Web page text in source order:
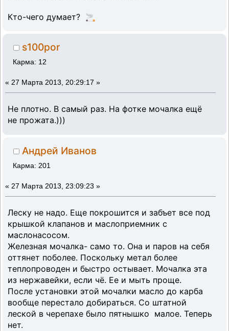
Кто-чего думает? 🚬
s100por
Карма: 12
« 27 Марта 2013, 20:29:17 »
Не плотно. В самый раз. На фотке мочалка ещё
не прожата.)))
Андрей Иванов
Карма: 201
« 27 Марта 2013, 23:09:23 »
Леску не надо. Еще покрошится и забъет все под
крышкой клапанов и маслоприемник с
маслонасосом.
Железная мочалка- само то. Она и паров на себя
оттянет поболее. Поскольку метал более
теплопроводен и быстро остывает. Мочалка эта
из нержавейки, если чё. Ее и мыть проще.
После установки этой мочалки масло до карба
вообще перестало добираться. Со штатной
леской в черепахе было пятнышко малое. Теперь
нет.